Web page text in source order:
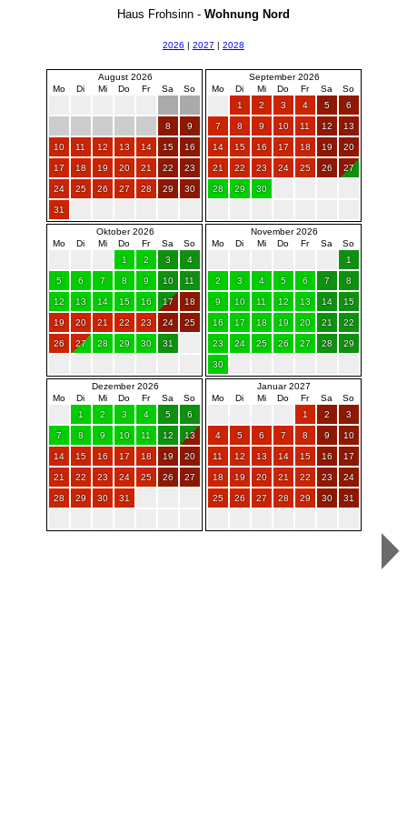
Haus Frohsinn - Wohnung Nord
2026 | 2027 | 2028
August 2026
Mo
Di Mi Do Fr Sa So
8 9
10 11 12 13 14 15 16
17 18 19 20 21 22 23
24 25 26 27 28 29 30
31
September 2026
Mo
Di Mi Do Fr Sa
So
1
2 3 4 5 6
7 8 9 10 11 12 13
14 15 16 17 18 19 20
21 22 23 24 25 26 27
28 29 30
Oktober 2026
Mo
Di Mi Do Fr Sa
So
1
2 3 4
5 6 7 8 9 10 11
12 13 14 15 16 17 18
19 20 21 22 23 24 25
26 27 28 29 30 31
November 2026
Mo
Di Mi Do Fr Sa
So
1
2 3 4 5 6 7 8
9 10 11 12 13 14 15
16 17 18 19 20 21 22
23 24 25 26 27 28 29
30
Dezember 2026
Mo
Di Mi Do Fr Sa
So
1
2 3 4 5 6
7 8 9 10 11 12 13
14 15 16 17 18 19 20
21 22 23 24 25 26 27
28 29 30 31
Januar 2027
Mo
Di Mi Do Fr Sa
So
1
2 3
4 5 6 7 8 9 10
11 12 13 14 15 16 17
18 19 20 21 22 23 24
25 26 27 28 29 30 31